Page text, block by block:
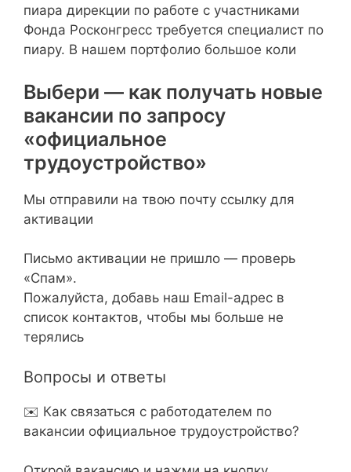
пиара дирекции по работе с участниками
Фонда Росконгресс требуется специалист по
пиару. В нашем портфолио большое коли
Выбери — как получать новые
вакансии по запросу
«официальное
трудоустройство»
Мы отправили на твою почту ссылку для
активации
Письмо активации не пришло — проверь
«Спам».
Пожалуйста, добавь наш Email-адрес в
список контактов, чтобы мы больше не
терялись
Вопросы и ответы
✉️ Как связаться с работодателем по
вакансии официальное трудоустройство?